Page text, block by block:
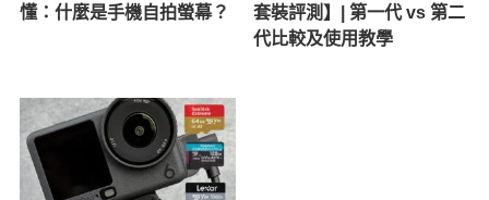
懂：什麼是手機自拍螢幕？
套裝評測】| 第一代 vs 第二
代比較及使用教學